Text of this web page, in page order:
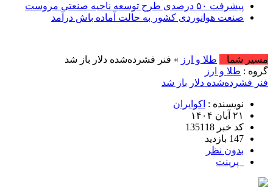
پیشرفت ۵۰ درصدی طرح توسعه ناحیه صنعتی مروست
صنعت هوانوردی کشور به حالت آماده باش درآمد
مسیر شما طلا و ارز » فنر فشرده‌شده دلار باز شد
گروه : طلا و ارز
فنر فشرده‌شده دلار باز شد
نویسنده : اکوایران
۲۱ آبان ۱۴۰۴
کد خبر 135118
147 بازدید
بدون نظر
پرینت